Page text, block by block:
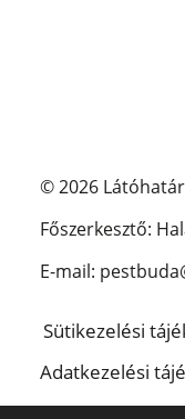
© 2026
Főszerkesztő:
E-mail:
Sütikezelési
Adatkezelési